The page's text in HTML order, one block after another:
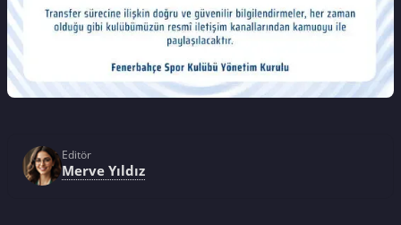
Editör
Merve Yıldız